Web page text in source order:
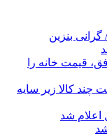
گرانی بنزین
قیمت خانه را
چند کالا زیر سایه
اعلام شد